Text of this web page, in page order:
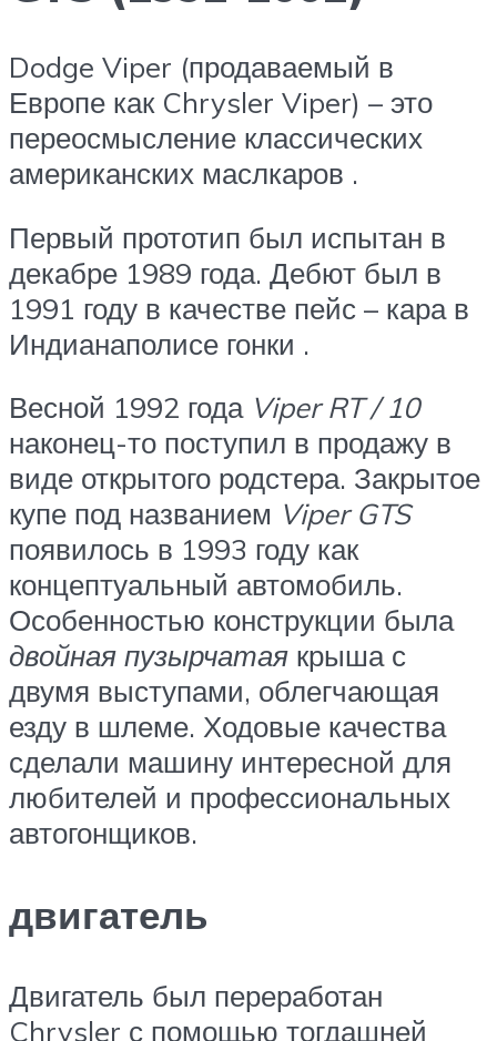
Dodge Viper (продаваемый в
Европе как Chrysler Viper) – это
переосмысление классических
американских маслкаров .
Первый прототип был испытан в
декабре 1989 года. Дебют был в
1991 году в качестве пейс – кара в
Индианаполисе гонки .
Весной 1992 года Viper RT / 10
наконец-то поступил в продажу в
виде открытого родстера. Закрытое
купе под названием Viper GTS
появилось в 1993 году как
концептуальный автомобиль.
Особенностью конструкции была
двойная пузырчатая крыша с
двумя выступами, облегчающая
езду в шлеме. Ходовые качества
сделали машину интересной для
любителей и профессиональных
автогонщиков.
двигатель
Двигатель был переработан
Chrysler с помощью тогдашней